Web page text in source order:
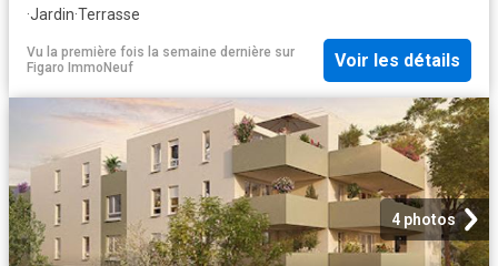
·Jardin·Terrasse
Vu la première fois la semaine dernière sur
Figaro ImmoNeuf
Voir les détails
4 photos